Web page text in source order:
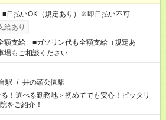
日払いOK（規定あり）※即日払い不可
給あり
額支給 ■ガソリン代も全額支給（規定あ
もご相談ください
駅 / 井の頭公園駅
る！選べる勤務地＞初めてでも安心！ピッタリ
をご紹介！